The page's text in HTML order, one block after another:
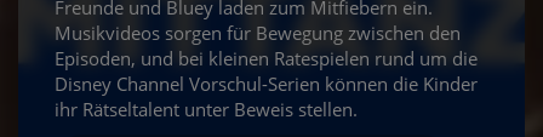
Freunde und Bluey laden zum Mitfiebern ein.
Musikvideos sorgen für Bewegung zwischen den
Episoden, und bei kleinen Ratespielen rund um die
Disney Channel Vorschul-Serien können die Kinder
ihr Rätseltalent unter Beweis stellen.